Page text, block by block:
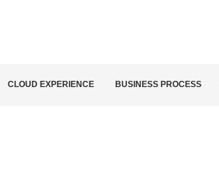
CLOUD EXPERIENCE BUSINESS PROCESS